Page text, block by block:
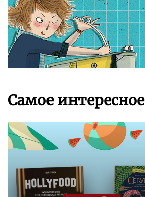
Самое интересное